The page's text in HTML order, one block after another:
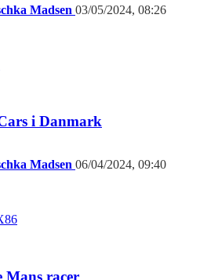
Madsen 03/05/2024, 08:26
i Danmark
Madsen 06/04/2024, 09:40
6
Mans racer